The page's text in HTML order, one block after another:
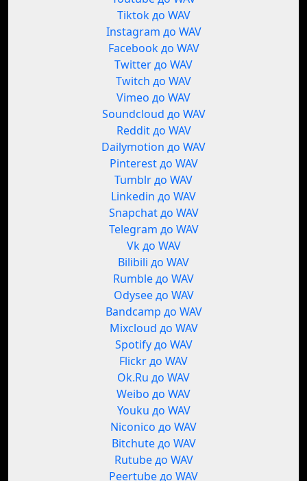
Tiktok до WAV
Instagram до WAV
Facebook до WAV
Twitter до WAV
Twitch до WAV
Vimeo до WAV
Soundcloud до WAV
Reddit до WAV
Dailymotion до WAV
Pinterest до WAV
Tumblr до WAV
Linkedin до WAV
Snapchat до WAV
Telegram до WAV
Vk до WAV
Bilibili до WAV
Rumble до WAV
Odysee до WAV
Bandcamp до WAV
Mixcloud до WAV
Spotify до WAV
Flickr до WAV
Ok.Ru до WAV
Weibo до WAV
Youku до WAV
Niconico до WAV
Bitchute до WAV
Rutube до WAV
Peertube до WAV